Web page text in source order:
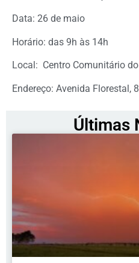
Data: 26 de maio
Horário: das 9h às 14h
Local: Centro Comunitário
Endereço: Avenida Florestal,
Últimas